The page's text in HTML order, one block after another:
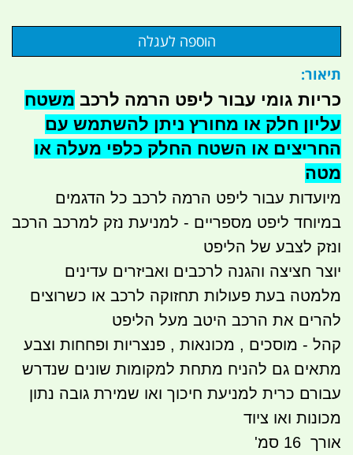
תיאור:
כריות גומי עבור ליפט הרמה לרכב משטח
עליון חלק או מחורץ ניתן להשתמש עם
החריצים או השטח החלק כלפי מעלה או
מטה
מיועדות עבור ליפט הרמה לרכב כל הדגמים
במיוחד ליפט מספריים - למניעת נזק למרכב הרכב
ונזק לצבע של הליפט
יוצר חציצה והגנה לרכבים ואביזרים עדינים
מלמטה בעת פעולות תחזוקה לרכב או כשרוצים
להרים את הרכב היטב מעל הליפט
קהל - מוסכים , מכונאות , פנצריות ופחחות וצבע
מתאים גם להניח מתחת למקומות שונים שנדרש
עבורם כרית למניעת חיכוך ואו שמירת גובה נתון
מכונות ואו ציוד
אורך 16 סמ'